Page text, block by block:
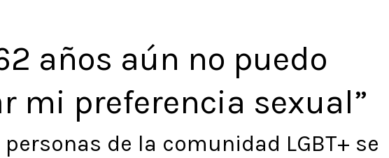
años aún no puedo
mi preferencia sexual”
personas de la comunidad LGBT+ se